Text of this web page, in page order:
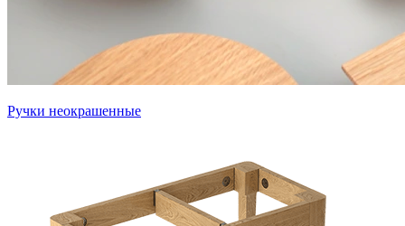
Ручки неокрашенные